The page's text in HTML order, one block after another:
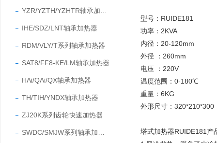
IHE/SDZ/LNT轴承加热器
RDM/VLY/T系列轴承加热器
SAT8/FF8-KE/LM轴承加热器
HAi/QAi/QX轴承加热器
TH/TIH/YNDX轴承加热器
ZJ20K系列齿轮快速加热器
型号 ： RUIDE181
功率 ： 2KVA
内径 ： 20-120mm
外径
： 260mm
电压
： 220V
温度范围：0-180℃
重量 ： 6KG
外形尺寸 ： 320*210*300
塔式加热器RUIDE181 产